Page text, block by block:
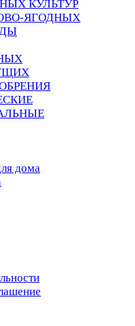
КУЛЬТУР
ЯГОДНЫХ
дома